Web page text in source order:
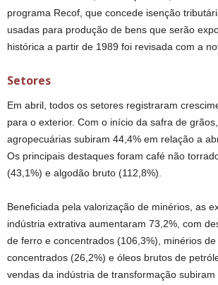
programa Recof, que concede isenção
usadas para produção de bens que serão
histórica a partir de 1989 foi revisada com a
Setores
Em abril, todos os setores registraram
para o exterior. Com o início da safra de
agropecuárias subiram 44,4% em relação a
Os principais destaques foram café não
(43,1%) e algodão bruto (112,8%).
Beneficiada pela valorização de minérios, as
indústria extrativa aumentaram 73,2%, com
de ferro e concentrados (106,3%), minérios
concentrados (26,2%) e óleos brutos de
vendas da indústria de transformação subiram